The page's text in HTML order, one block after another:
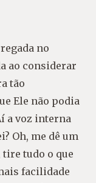
no
ao considerar
tão
Ele não podia
a voz interna
Oh, me dê um
tire tudo o que
facilidade